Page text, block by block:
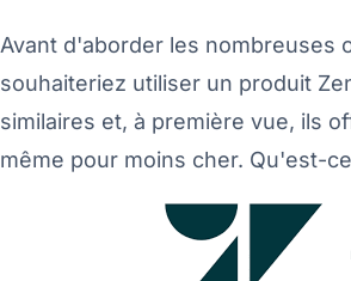
Avant d'aborder les nombreuses
souhaiteriez utiliser un produit
similaires et, à première vue, ils
même pour moins cher. Qu'est-